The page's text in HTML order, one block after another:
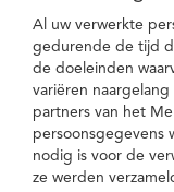
Al uw verwerkte
gedurende de tijd
de doeleinden
variëren
partners van het
persoonsgegevens
nodig is voor de
ze werden